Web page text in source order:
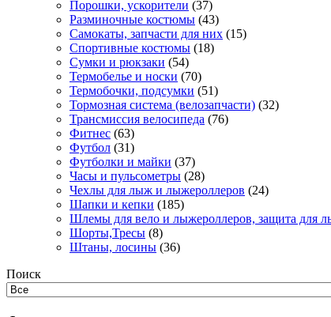
Порошки, ускорители (37)
Разминочные костюмы (43)
Самокаты, запчасти для них (15)
Спортивные костюмы (18)
Сумки и рюкзаки (54)
Термобелье и носки (70)
Термобочки, подсумки (51)
Тормозная система (велозапчасти) (32)
Трансмиссия велосипеда (76)
Фитнес (63)
Футбол (31)
Футболки и майки (37)
Часы и пульсометры (28)
Чехлы для лыж и лыжероллеров (24)
Шапки и кепки (185)
Шлемы для вело и лыжероллеров, защита для
Шорты,Тресы (8)
Штаны, лосины (36)
Поиск